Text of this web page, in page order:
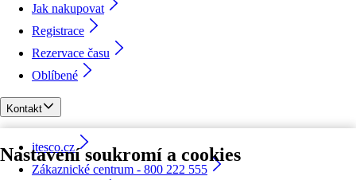
Nastavení soukromí a cookies
Jak nakupovat
Registrace
Rezervace času
Oblíbené
Kontakt
itesco.cz
Zákaznické centrum - 800 222 555